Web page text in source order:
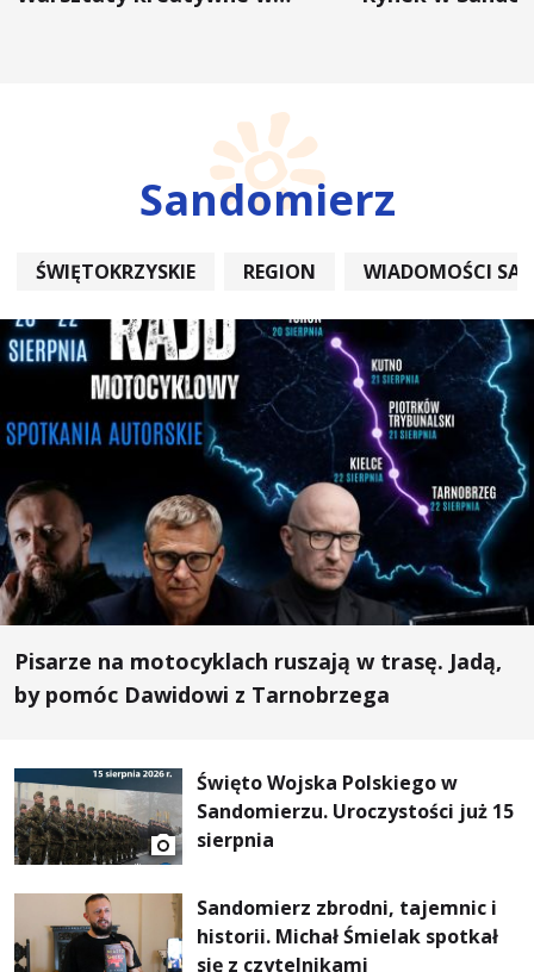
Sandomierz
ŚWIĘTOKRZYSKIE REGION WIADOMOŚCI
Pisarze na motocyklach ruszają w trasę. Jadą,
by pomóc Dawidowi z Tarnobrzega
Święto Wojska Polskiego w
Sandomierzu. Uroczystości już 15
sierpnia
Sandomierz zbrodni, tajemnic i
historii. Michał Śmielak spotkał
się z czytelnikami